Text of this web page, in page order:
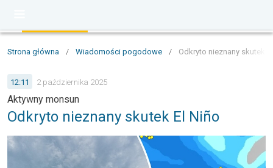
Strona główna / Wiadomości pogodowe / Odkryto nieznany skutek
12:11 2 października 2025
Aktywny monsun
Odkryto nieznany skutek El Niño